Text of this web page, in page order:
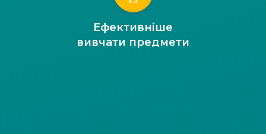
Ефективніше
вивчати предмети